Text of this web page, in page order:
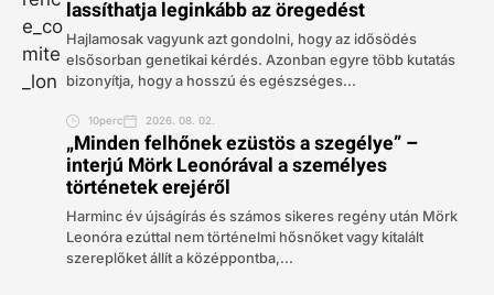
lassíthatja leginkább az öregedést
Hajlamosak vagyunk azt gondolni, hogy az idősödés
elsősorban genetikai kérdés. Azonban egyre több kutatás
bizonyítja, hogy a hosszú és egészséges...
10perc 2026. 08. 02.
„Minden felhőnek ezüstös a szegélye” –
interjú Mörk Leonórával a személyes
történetek erejéről
Harminc év újságírás és számos sikeres regény után Mörk
Leonóra ezúttal nem történelmi hősnőket vagy kitalált
szereplőket állít a középpontba,...